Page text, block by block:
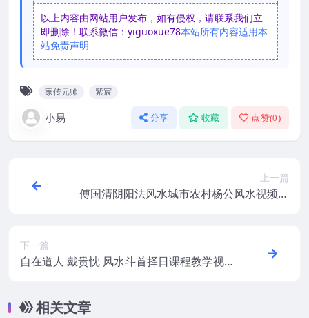
以上内容由网站用户发布，如有侵权，请联系我们立
即删除！联系微信：yiguoxue78本站所有内容适用本
站免责声明
家传元帅 紫宸
小易 分享 收藏 点赞(0)
上一篇
傅国清阴阳法风水城市农村杨公风水视频教
下一篇
自在道人 戴贵忱 风水斗首择日课程教学视
相关文章